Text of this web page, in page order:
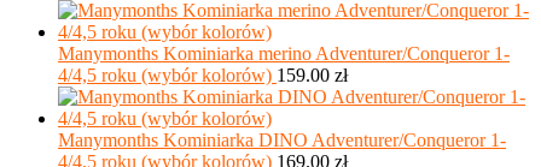
Manymonths Kominiarka merino Adventurer/Conqueror 1-
4/4,5 roku (wybór kolorów) 159.00 zł
Manymonths Kominiarka DINO Adventurer/Conqueror 1-
4/4,5 roku (wybór kolorów) 169.00 zł